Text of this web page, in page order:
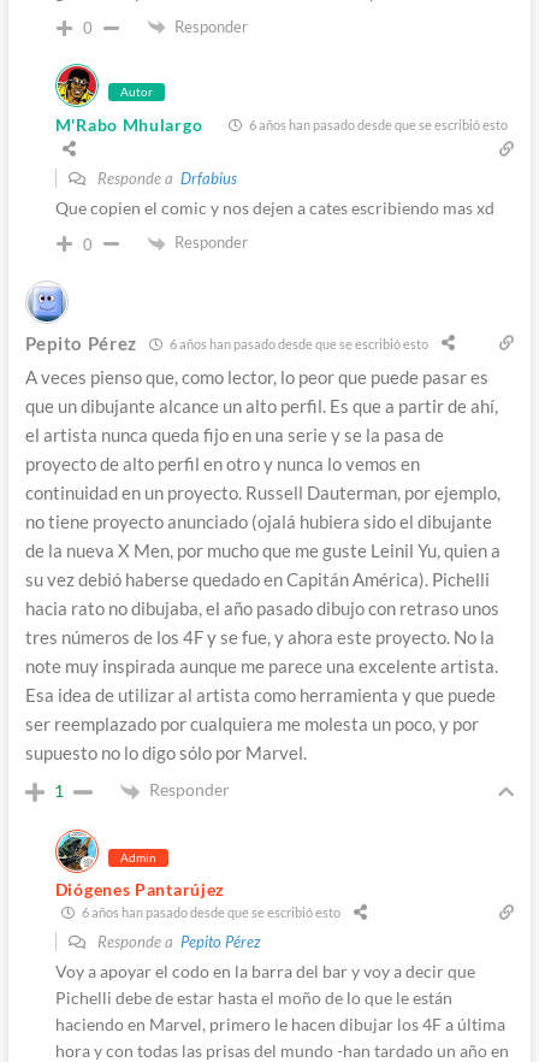
0 Responder
Autor
M'Rabo Mhulargo 6 años han pasado desde que se escribió esto
Responde a Drfabius
Que copien el comic y nos dejen a cates escribiendo mas xd
0 Responder
Pepito Pérez 6 años han pasado desde que se escribió esto
A veces pienso que, como lector, lo peor que puede pasar es
que un dibujante alcance un alto perfil. Es que a partir de ahí,
el artista nunca queda fijo en una serie y se la pasa de
proyecto de alto perfil en otro y nunca lo vemos en
continuidad en un proyecto. Russell Dauterman, por ejemplo,
no tiene proyecto anunciado (ojalá hubiera sido el dibujante
de la nueva X Men, por mucho que me guste Leinil Yu, quien a
su vez debió haberse quedado en Capitán América). Pichelli
hacia rato no dibujaba, el año pasado dibujo con retraso unos
tres números de los 4F y se fue, y ahora este proyecto. No la
note muy inspirada aunque me parece una excelente artista.
Esa idea de utilizar al artista como herramienta y que puede
ser reemplazado por cualquiera me molesta un poco, y por
supuesto no lo digo sólo por Marvel.
1 Responder
Admin
Diógenes Pantarújez
6 años han pasado desde que se escribió esto
Responde a Pepito Pérez
Voy a apoyar el codo en la barra del bar y voy a decir que
Pichelli debe de estar hasta el moño de lo que le están
haciendo en Marvel, primero le hacen dibujar los 4F a última
hora y con todas las prisas del mundo -han tardado un año en